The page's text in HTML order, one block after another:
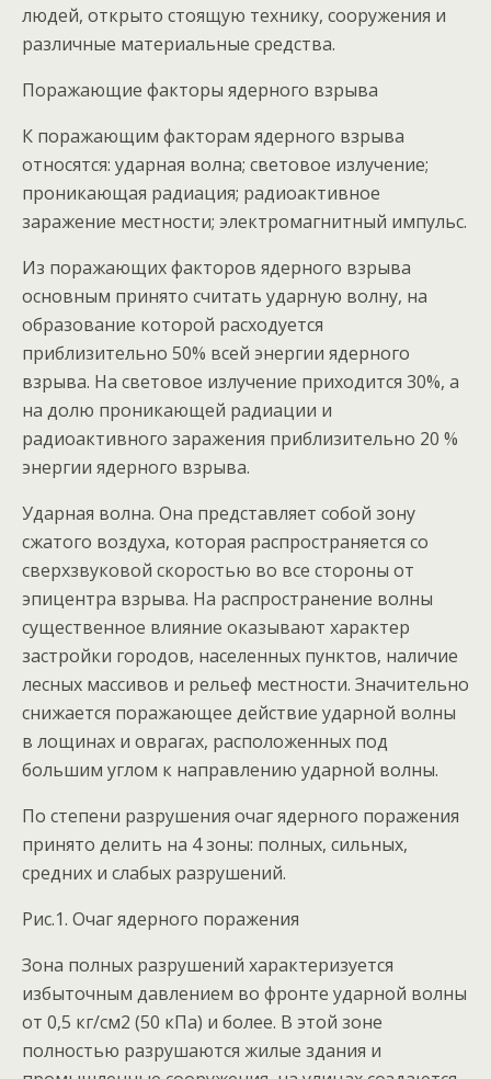
людей, открыто стоящую технику, сооружения и
различные материальные средства.
Поражающие факторы ядерного взрыва
К поражающим факторам ядерного взрыва
относятся: ударная волна; световое излучение;
проникающая радиация; радиоактивное
заражение местности; электромагнитный импульс.
Из поражающих факторов ядерного взрыва
основным принято считать ударную волну, на
образование которой расходуется
приблизительно 50% всей энергии ядерного
взрыва. На световое излучение приходится 30%, а
на долю проникающей радиации и
радиоактивного заражения приблизительно 20 %
энергии ядерного взрыва.
Ударная волна. Она представляет собой зону
сжатого воздуха, которая распространяется со
сверхзвуковой скоростью во все стороны от
эпицентра взрыва. На распространение волны
существенное влияние оказывают характер
застройки городов, населенных пунктов, наличие
лесных массивов и рельеф местности. Значительно
снижается поражающее действие ударной волны
в лощинах и оврагах, расположенных под
большим углом к направлению ударной волны.
По степени разрушения очаг ядерного поражения
принято делить на 4 зоны: полных, сильных,
средних и слабых разрушений.
Рис.1. Очаг ядерного поражения
Зона полных разрушений характеризуется
избыточным давлением во фронте ударной волны
от 0,5 кг/см2 (50 кПа) и более. В этой зоне
полностью разрушаются жилые здания и